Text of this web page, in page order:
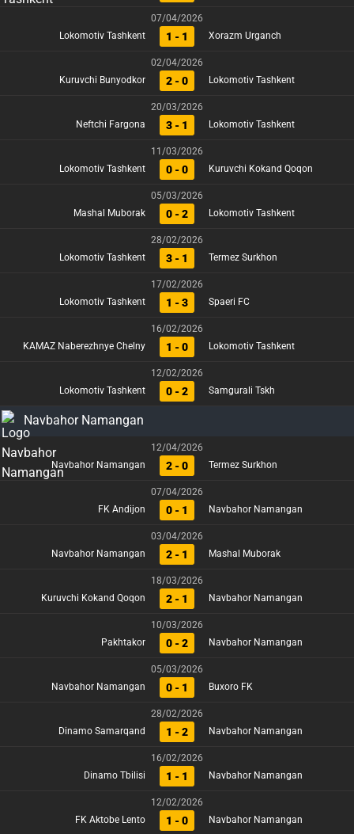
07/04/2026
Lokomotiv Tashkent
1 - 1 Xorazm Urganch
02/04/2026
Kuruvchi Bunyodkor
2 - 0 Lokomotiv Tashkent
20/03/2026
Neftchi Fargona
3 - 1 Lokomotiv Tashkent
11/03/2026
Lokomotiv Tashkent
0 - 0 Kuruvchi Kokand Qoqon
05/03/2026
Mashal Muborak
0 - 2 Lokomotiv Tashkent
28/02/2026
Lokomotiv Tashkent
3 - 1 Termez Surkhon
17/02/2026
Lokomotiv Tashkent
1 - 3 Spaeri FC
16/02/2026
KAMAZ Naberezhnye Chelny
1 - 0 Lokomotiv Tashkent
12/02/2026
Lokomotiv Tashkent
0 - 2 Samgurali Tskh
Navbahor Namangan
12/04/2026
Navbahor Namangan
2 - 0 Termez Surkhon
07/04/2026
FK Andijon
0 - 1 Navbahor Namangan
03/04/2026
Navbahor Namangan
2 - 1 Mashal Muborak
18/03/2026
Kuruvchi Kokand Qoqon
2 - 1 Navbahor Namangan
10/03/2026
Pakhtakor
0 - 2 Navbahor Namangan
05/03/2026
Navbahor Namangan
0 - 1 Buxoro FK
28/02/2026
Dinamo Samarqand
1 - 2 Navbahor Namangan
16/02/2026
Dinamo Tbilisi
1 - 1 Navbahor Namangan
12/02/2026
FK Aktobe Lento
1 - 0 Navbahor Namangan